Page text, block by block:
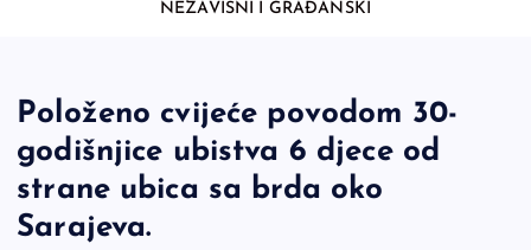
NEZAVISNI I GRAĐANSKI
Položeno cvijeće povodom 30-
godišnjice ubistva 6 djece od
strane ubica sa brda oko
Sarajeva.